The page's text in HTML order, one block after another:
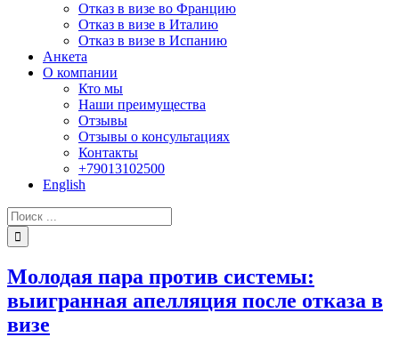
Отказ в визе во Францию
Отказ в визе в Италию
Отказ в визе в Испанию
Анкета
О компании
Кто мы
Наши преимущества
Отзывы
Отзывы о консультациях
Контакты
+79013102500
English
Результат
поиска:
Молодая пара против системы:
выигранная апелляция после отказа в
визе